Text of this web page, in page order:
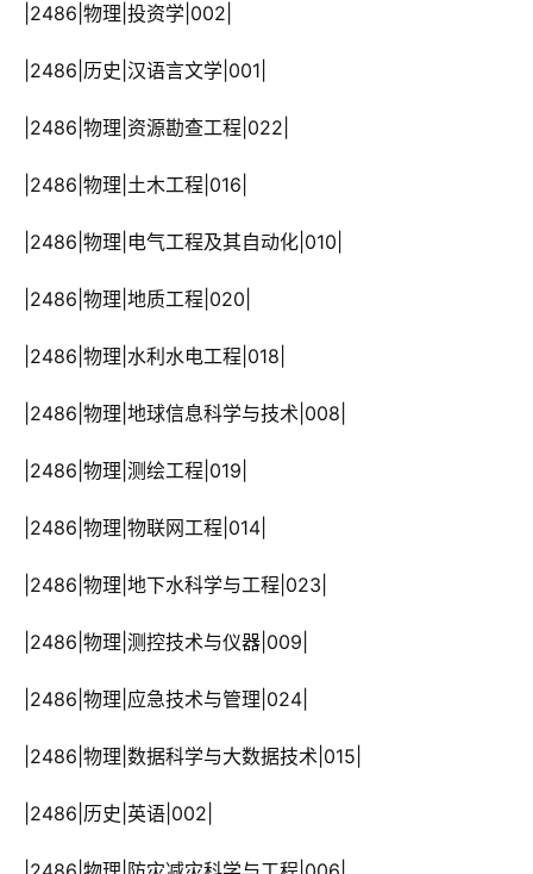
|2486|物理|投资学|002|
|2486|历史|汉语言文学|001|
|2486|物理|资源勘查工程|022|
|2486|物理|土木工程|016|
|2486|物理|电气工程及其自动化|010|
|2486|物理|地质工程|020|
|2486|物理|水利水电工程|018|
|2486|物理|地球信息科学与技术|008|
|2486|物理|测绘工程|019|
|2486|物理|物联网工程|014|
|2486|物理|地下水科学与工程|023|
|2486|物理|测控技术与仪器|009|
|2486|物理|应急技术与管理|024|
|2486|物理|数据科学与大数据技术|015|
|2486|历史|英语|002|